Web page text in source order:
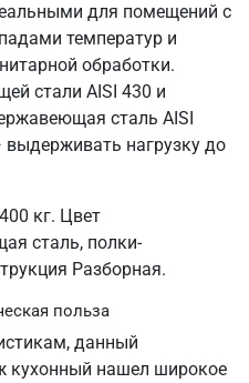
для помещений с
температур и
обработки.
стали AISI 430 и
сталь AISI
нагрузку до
кг. Цвет
сталь, полки-
Разборная.
польза
данный
кухонный нашел широкое